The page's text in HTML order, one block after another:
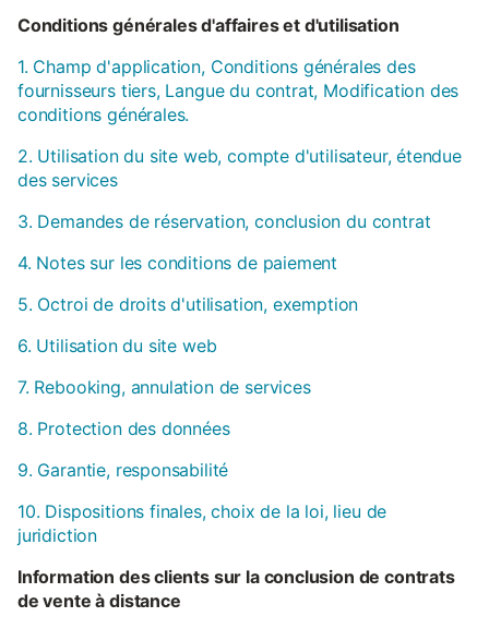
Conditions générales d'affaires et d'utilisation
1. Champ d'application, Conditions générales des
fournisseurs tiers, Langue du contrat, Modification des
conditions générales.
2. Utilisation du site web, compte d'utilisateur, étendue
des services
3. Demandes de réservation, conclusion du contrat
4. Notes sur les conditions de paiement
5. Octroi de droits d'utilisation, exemption
6. Utilisation du site web
7. Rebooking, annulation de services
8. Protection des données
9. Garantie, responsabilité
10. Dispositions finales, choix de la loi, lieu de
juridiction
Information des clients sur la conclusion de contrats
de vente à distance